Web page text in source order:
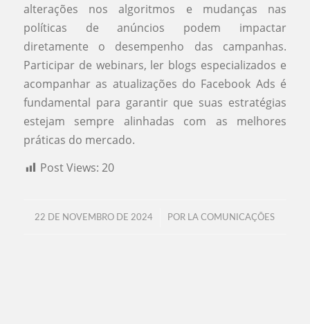
alterações nos algoritmos e mudanças nas
políticas de anúncios podem impactar
diretamente o desempenho das campanhas.
Participar de webinars, ler blogs especializados e
acompanhar as atualizações do Facebook Ads é
fundamental para garantir que suas estratégias
estejam sempre alinhadas com as melhores
práticas do mercado.
Post Views: 20
22 DE NOVEMBRO DE 2024
/ POR LA COMUNICAÇÕES